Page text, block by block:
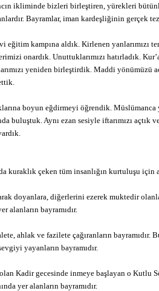
ikliminde bizleri birleştiren, yürekleri
Bayramlar, iman kardeşliğinin gerçek
eğitim kampına aldık. Kirlenen yanlarımızı
onardık. Unuttuklarımızı hatırladık.
yeniden birleştirdik. Maddi yönümüzü
boyun eğdirmeyi öğrendik. Müslümanca
buluştuk. Aynı ezan sesiyle iftarımızı açtık
kuraklık çeken tüm insanlığın kurtuluşu için
doyanlara, diğerlerini ezerek muktedir
alanların bayramıdır.
ahlak ve fazilete çağıranların bayramıdır.
yayanların bayramıdır.
Kadir gecesinde inmeye başlayan o Kutlu
yer alanların bayramıdır.